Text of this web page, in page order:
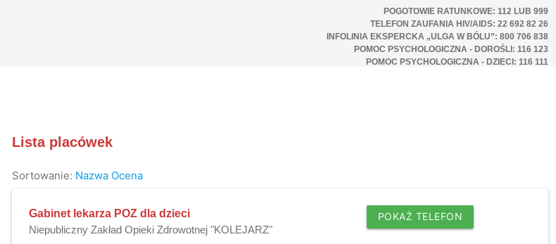
POGOTOWIE RATUNKOWE: 112 LUB 999
TELEFON ZAUFANIA HIV/AIDS: 22 692 82 26
INFOLINIA EKSPERCKA „ULGA W BÓLU”: 800 706 838
POMOC PSYCHOLOGICZNA - DOROŚLI: 116 123
POMOC PSYCHOLOGICZNA - DZIECI: 116 111
Lista placówek
Sortowanie: Nazwa Ocena
Gabinet lekarza POZ dla dzieci
Niepubliczny Zakład Opieki Zdrowotnej "KOLEJARZ"
POKAŻ TELEFON